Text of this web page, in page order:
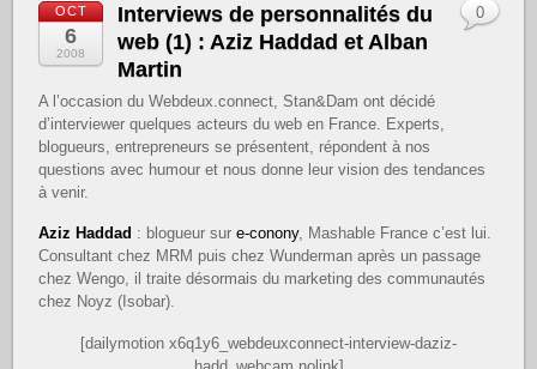
OCT
6
2008
Interviews de personnalités du
web (1) : Aziz Haddad et Alban
Martin
A l’occasion du Webdeux.connect, Stan&Dam ont décidé
d’interviewer quelques acteurs du web en France. Experts,
blogueurs, entrepreneurs se présentent, répondent à nos
questions avec humour et nous donne leur vision des tendances
à venir.
Aziz Haddad : blogueur sure-conony, Mashable France c’est lui.
Consultant chez MRM puis chez Wunderman après un passage
chez Wengo, il traite désormais du marketing des communautés
chez Noyz (Isobar).
[dailymotion x6q1y6_webdeuxconnect-interview-daziz-
0